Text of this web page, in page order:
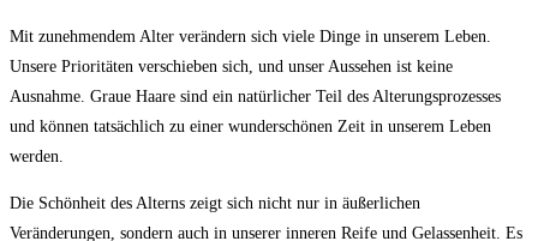
Mit zunehmendem Alter verändern‌ sich⁤ viele Dinge in unserem‍ Leben.
⁢Unsere Prioritäten verschieben sich, und unser‍ Aussehen ⁣ist keine‌
Ausnahme. Graue Haare sind ein natürlicher Teil des Alterungsprozesses
und können ‍tatsächlich zu einer‌ wunderschönen Zeit in unserem Leben
werden.
Die‍ Schönheit des Alterns zeigt sich nicht nur ‌in äußerlichen
Veränderungen, sondern auch ⁤in unserer⁣ inneren Reife und Gelassenheit. ‍Es‌